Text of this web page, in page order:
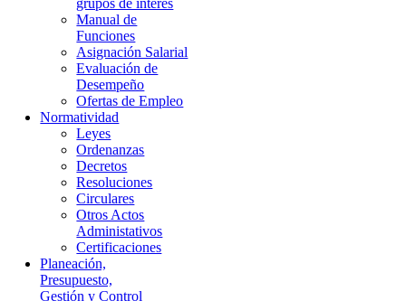
grupos de interés
Manual de
Funciones
Asignación Salarial
Evaluación de
Desempeño
Ofertas de Empleo
Normatividad
Leyes
Ordenanzas
Decretos
Resoluciones
Circulares
Otros Actos
Administativos
Certificaciones
Planeación,
Presupuesto,
Gestión y Control